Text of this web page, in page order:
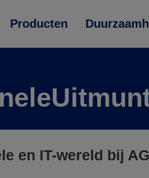
Producten
en IT-wereld bij